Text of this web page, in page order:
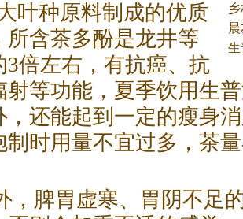
洱
叶种原料制成的优质
所含茶多酚是龙井等
3倍左右，有抗癌、抗
射等功能，夏季饮用生
，还能起到一定的瘦身
制时用量不宜过多，茶
脾胃虚寒、胃阴不足的